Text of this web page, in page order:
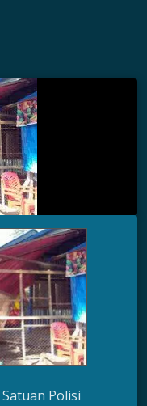
Satuan Polisi